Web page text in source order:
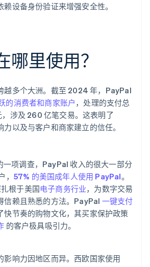
赖设备身份验证来增强安全性。
哪里使用？
越多个大洲。截至 2024 年，PayPal
的消费者和商家账户 ，处理的支付总
，涉及 260 亿笔交易。这表明了
以及与客户和商家建立的信任。
一项调查，PayPal 收入的很大一部分
， 57% 的美国成年人使用 PayPal。
根于美国电子商务行业，为数字交易
信赖且熟悉的方法。PayPal 一键支付
快节奏的购物文化，其买家保护政策
的客户极具吸引力。
影响力因地区而异。西欧国家使用